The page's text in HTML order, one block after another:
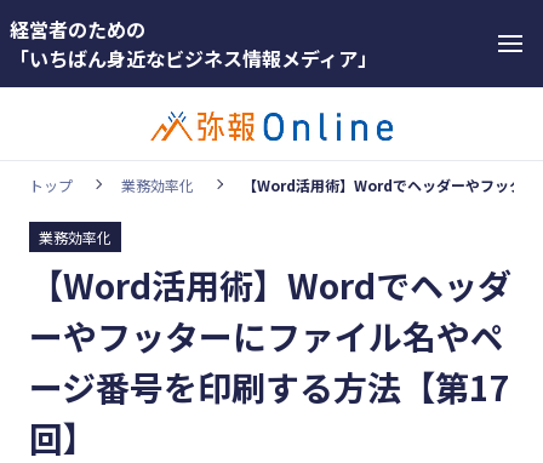
経営者のための
「いちばん身近なビジネス情報メディア」
カテゴリー
顧客獲得・売上アップ
人材（採用・育成・定着）
事業成長・経営力アップ
経営ノウハウ＆トレンド
ホットワー
イス
#インボ
トップ 業務効率化 【Word活用術】Wordでヘッダーやフッタ
業務効率化
【Word活用術】Wordでヘッダ
ーやフッターにファイル名やペ
ージ番号を印刷する方法【第17
回】